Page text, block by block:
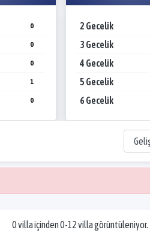
0
0
0
1
0
2 Gecelik
3 Gecelik
4 Gecelik
5 Gecelik
6 Gecelik
0 villa içinden 0-12 villa görüntüleniyor.